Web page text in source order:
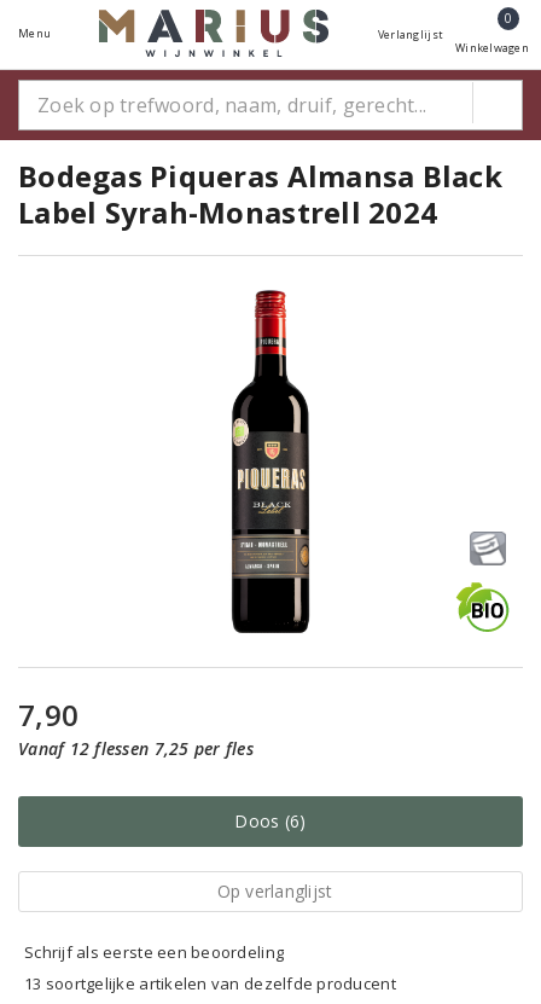
Menu Verlanglijst
0
Winkelwagen
Bodegas Piqueras Almansa Black
Label Syrah-Monastrell 2024
7,90
Vanaf 12 flessen 7,25 per fles
Doos (6)
Op verlanglijst
Schrijf als eerste een beoordeling
13 soortgelijke artikelen van dezelfde producent